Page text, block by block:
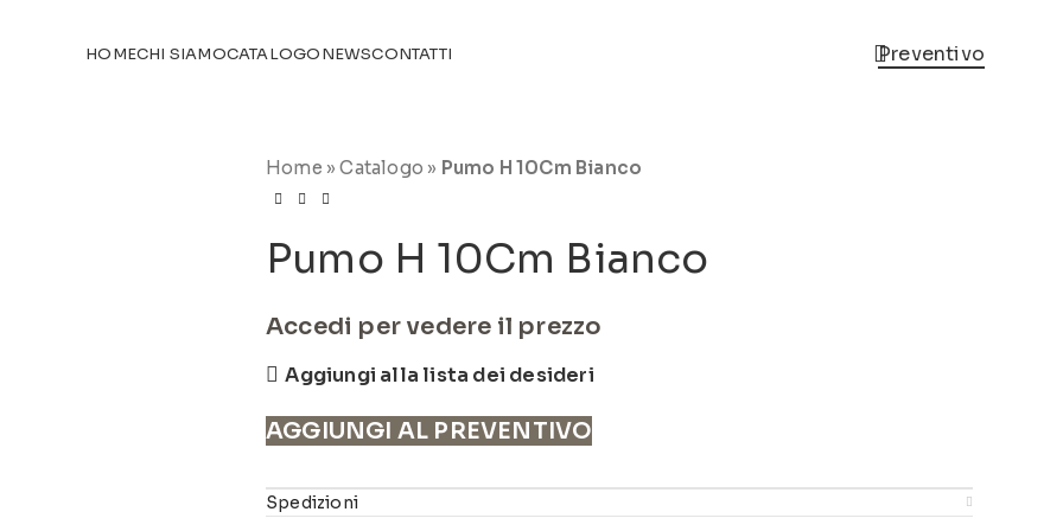
HOMECHI SIAMOCATALOGONEWSCONTATTI Preventivo
Home »Catalogo » Pumo H 10Cm Bianco
Pumo H 10Cm Bianco
Accedi per vedere il prezzo
Aggiungi alla lista dei desideri
AGGIUNGI AL PREVENTIVO
Spedizioni